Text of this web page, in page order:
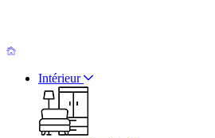
Intérieur